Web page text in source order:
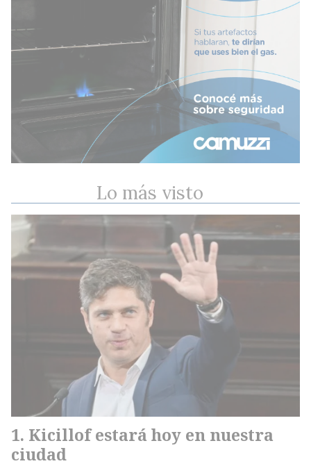
Lo más visto
Kicillof estará hoy en nuestra
ciudad